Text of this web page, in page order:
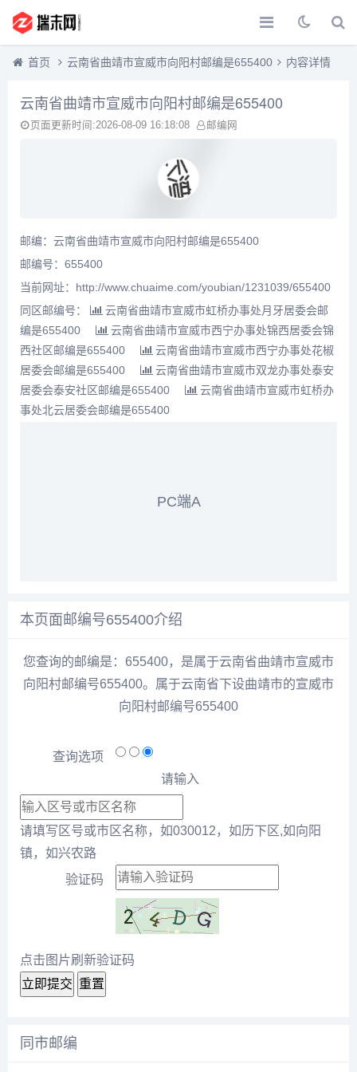
首页 云南省曲靖市宣威市向阳村邮编是655400 内容详情
云南省曲靖市宣威市向阳村邮编是655400
页面更新时间:2026-08-09 16:18:08 邮编网
邮编：云南省曲靖市宣威市向阳村邮编是655400
邮编号：655400
当前网址：http://www.chuaime.com/youbian/1231039/655400
同区邮编号：
云南省曲靖市宣威市虹桥办事处月牙居委会邮
编是655400
云南省曲靖市宣威市西宁办事处锦西居委会锦
西社区邮编是655400
云南省曲靖市宣威市西宁办事处花椒
居委会邮编是655400
云南省曲靖市宣威市双龙办事处泰安
居委会泰安社区邮编是655400
云南省曲靖市宣威市虹桥办
事处北云居委会邮编是655400
PC端A
本页面邮编号655400介绍
您查询的邮编是：655400，是属于云南省曲靖市宣威市
向阳村邮编号655400。属于云南省下设曲靖市的宣威市
向阳村邮编号655400
查询选项
请输入
请填写区号或市区名称，如030012，如历下区,如向阳
镇，如兴农路
验证码
点击图片刷新验证码
立即提交 重置
同市邮编